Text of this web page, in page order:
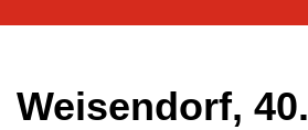
Weisendorf, 40.